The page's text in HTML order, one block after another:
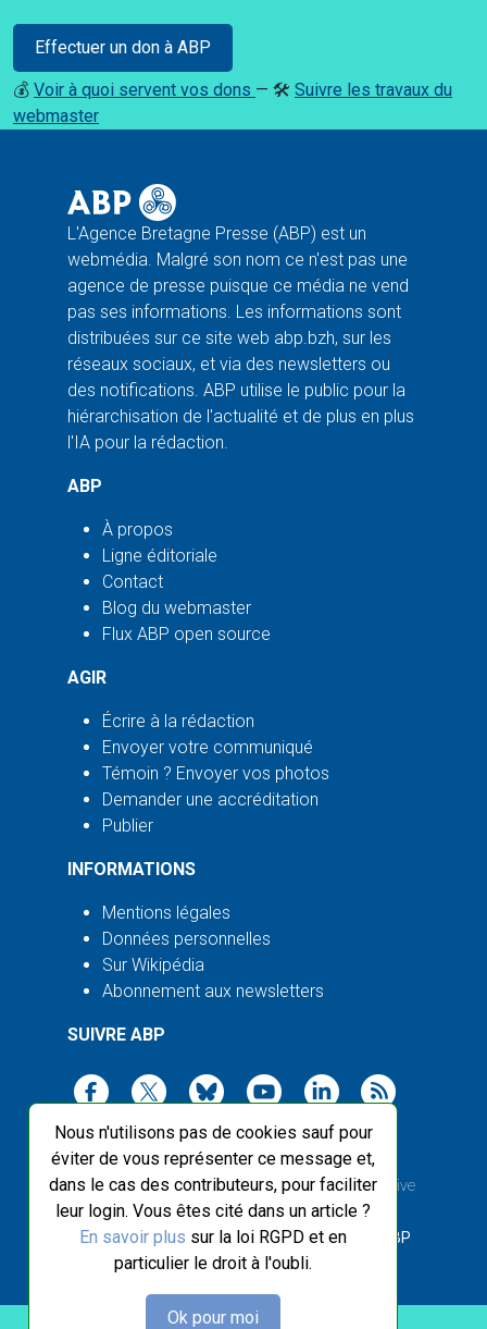
Nous n'utilisons pas de cookies sauf pour
éviter de vous représenter ce message et,
dans le cas des contributeurs, pour faciliter
leur login. Vous êtes cité dans un article ?
En savoir plus sur la loi RGPD et en
particulier le droit à l'oubli.
Ok pour moi
Effectuer un don à ABP
💰 Voir à quoi servent vos dons — 🛠️ Suivre les travaux du
webmaster
L'Agence Bretagne Presse (ABP) est un
webmédia. Malgré son nom ce n'est pas une
agence de presse puisque ce média ne vend
pas ses informations. Les informations sont
distribuées sur ce site web abp.bzh, sur les
réseaux sociaux, et via des newsletters ou
des notifications. ABP utilise le public pour la
hiérarchisation de l'actualité et de plus en plus
l'IA pour la rédaction.
ABP
À propos
Ligne éditoriale
Contact
Blog du webmaster
Flux ABP open source
AGIR
Écrire à la rédaction
Envoyer votre communiqué
Témoin ? Envoyer vos photos
Demander une accréditation
Publier
INFORMATIONS
Mentions légales
Données personnelles
Sur Wikipédia
Abonnement aux newsletters
SUIVRE ABP
2003-2026 ©Agence Bretagne Presse, sauf Creative
Commons
Front-end design :Breizhek Studio , Back-end : ABP